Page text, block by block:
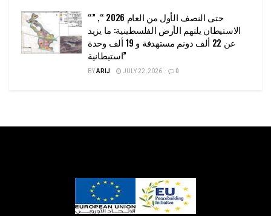
“حتى النصف الأول من العام 2026 “, ”
الاستيطان يلتهم الأرض الفلسطينية: ما يزيد
عن 22 ألف دونم مستهدفة و 19 ألف وحدة
استيطانية”
BYARIJ JULY 22, 2026 0